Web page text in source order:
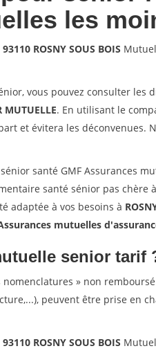
les
ROSNY SOUS BOIS
vous pouvez consulter les
MUTUELLE. En utilisant le
et évitera les déconvenues.
santé GMF Assurances
santé sénior pas chère
adaptée à vos besoins à
mutuelles
senior tarif
» non
peuvent être prise en
ROSNY SOUS BOIS